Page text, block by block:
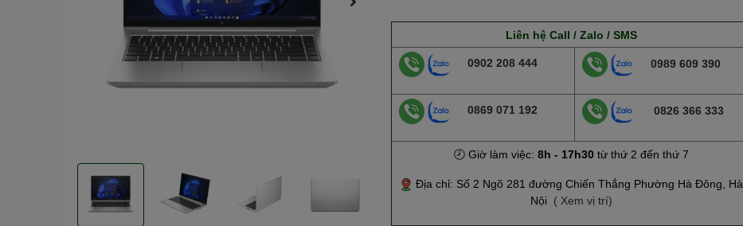
Liên hệ Call / Zalo / SMS
0902 208 444 0989 609 390
0869 071 192 0826 366 333
🕗 Giờ làm việc:8h - 17h30 từ thứ 2 đến thứ 7
Địa chỉ: Số 2 Ngõ 281 đường Chiến Thắng Phường Hà Đông, Hà
Nội ( Xem vị trí)